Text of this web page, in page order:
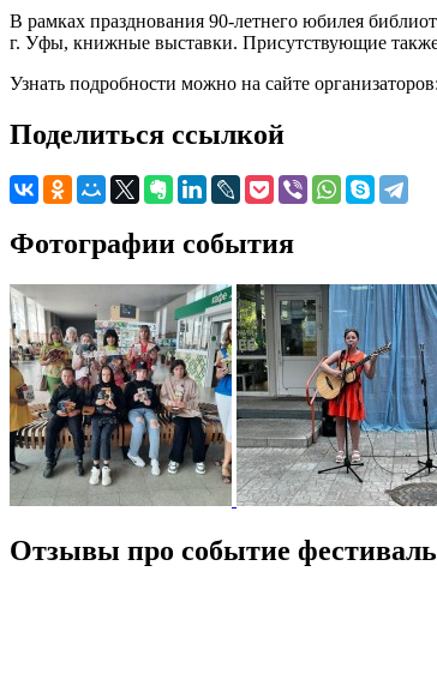
В рамках празднования 90-летнего юбилея
г. Уфы, книжные выставки. Присутствующие
Узнать подробности можно на сайте организаторов:
Поделиться ссылкой
Фотографии события
Отзывы про событие фестиваль